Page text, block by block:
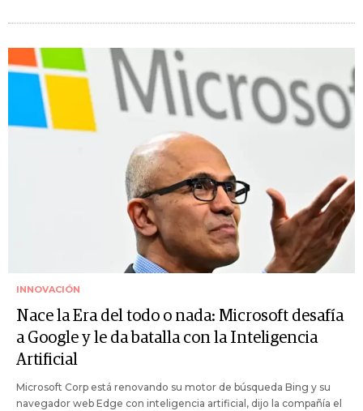
INNOVACIÓN
Nace la Era del todo o nada: Microsoft desafía
a Google y le da batalla con la Inteligencia
Artificial
Microsoft Corp está renovando su motor de búsqueda Bing y su
navegador web Edge con inteligencia artificial, dijo la compañía el